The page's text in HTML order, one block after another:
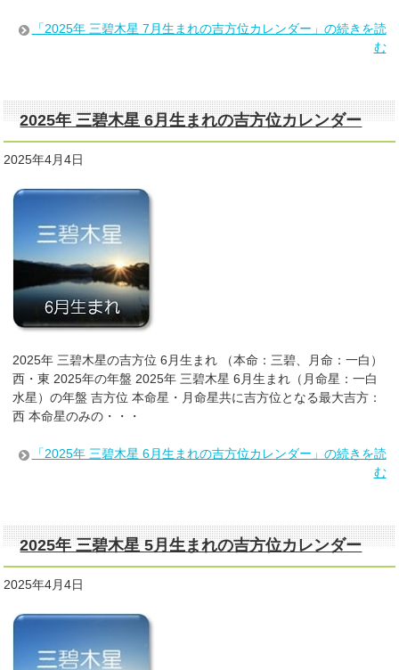
「2025年 三碧木星 7月生まれの吉方位カレンダー」の続きを読
む
2025年 三碧木星 6月生まれの吉方位カレンダー
2025年4月4日
2025年 三碧木星の吉方位 6月生まれ （本命：三碧、月命：一白）
西・東 2025年の年盤 2025年 三碧木星 6月生まれ（月命星：一白
水星）の年盤 吉方位 本命星・月命星共に吉方位となる最大吉方：
西 本命星のみの・・・
「2025年 三碧木星 6月生まれの吉方位カレンダー」の続きを読
む
2025年 三碧木星 5月生まれの吉方位カレンダー
2025年4月4日